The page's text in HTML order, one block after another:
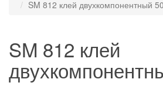
SM 812 клей двухкомпонентный
SM 812 клей